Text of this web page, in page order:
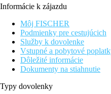
Informácie k zájazdu
Môj FISCHER
Podmienky pre cestujúcich
Služby k dovolenke
Vstupné a pobytové
Dôležité informácie
Dokumenty na stiahnutie
Typy dovolenky